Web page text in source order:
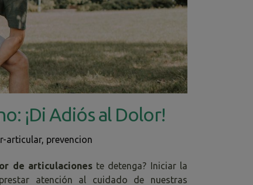
¡Di Adiós al Dolor!
articular, prevencion
de articulacioneste detenga? Iniciar la
atención al cuidado de nuestras